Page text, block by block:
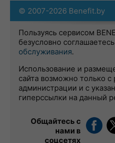
© 2007-2026 Benefit.by
Пользуясь сервисом
безусловно
обслуживания.
Использование и
сайта возможно только с
администрации и с
гиперссылки на данный
Общайтесь с
нами в
соцсетях